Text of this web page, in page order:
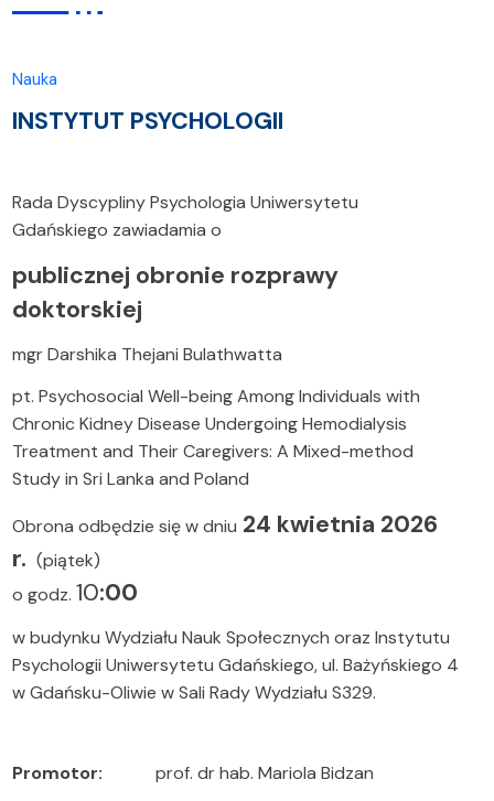
Nauka
INSTYTUT PSYCHOLOGII
Rada Dyscypliny Psychologia Uniwersytetu
Gdańskiego zawiadamia o
publicznej obronie rozprawy
doktorskiej
mgr Darshika Thejani Bulathwatta
pt. Psychosocial Well-being Among Individuals with
Chronic Kidney Disease Undergoing Hemodialysis
Treatment and Their Caregivers: A Mixed-method
Study in Sri Lanka and Poland
Obrona odbędzie się w dniu 24 kwietnia 2026
r. (piątek)
o godz. 10:00
w budynku Wydziału Nauk Społecznych oraz Instytutu
Psychologii Uniwersytetu Gdańskiego, ul. Bażyńskiego 4
w Gdańsku-Oliwie w Sali Rady Wydziału S329.
Promotor: prof. dr hab. Mariola Bidzan